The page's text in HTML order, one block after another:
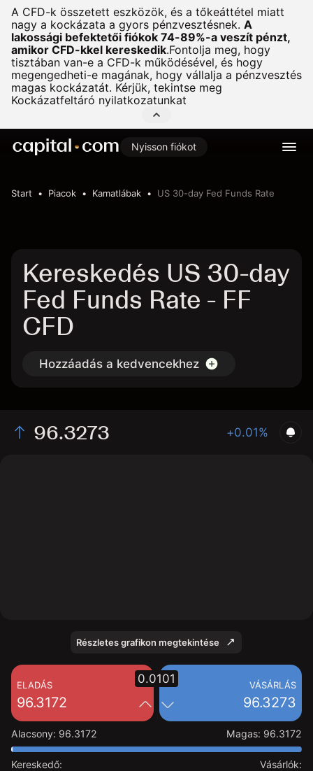
A CFD-k összetett eszközök, és a tőkeáttétel miatt
nagy a kockázata a gyors pénzvesztésnek. A
lakossági befektetői fiókok 74-89%-a veszít pénzt,
amikor CFD-kkel kereskedik.Fontolja meg, hogy
tisztában van-e a CFD-k működésével, és hogy
megengedheti-e magának, hogy vállalja a pénzvesztés
magas kockázatát. Kérjük, tekintse meg
Kockázatfeltáró nyilatkozatunkat
Nyisson fiókot
Start Piacok Kamatlábak US 30-day Fed Funds Rate
Kereskedés US 30-day
Fed Funds Rate - FF
CFD
Hozzáadás a kedvencekhez
96.3273 +0.01%
Részletes grafikon megtekintése
ELADÁS
96.3172
VÁSÁRLÁS
96.3273
0.0101
Alacsony: 96.3172 Magas: 96.3172
Kereskedő: Vásárlók: